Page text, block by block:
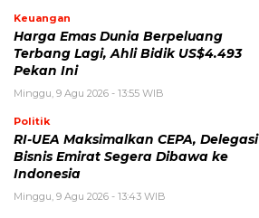
Keuangan
Harga Emas Dunia Berpeluang
Terbang Lagi, Ahli Bidik US$4.493
Pekan Ini
Minggu, 9 Agu 2026 - 13:55 WIB
Politik
RI-UEA Maksimalkan CEPA, Delegasi
Bisnis Emirat Segera Dibawa ke
Indonesia
Minggu, 9 Agu 2026 - 13:43 WIB